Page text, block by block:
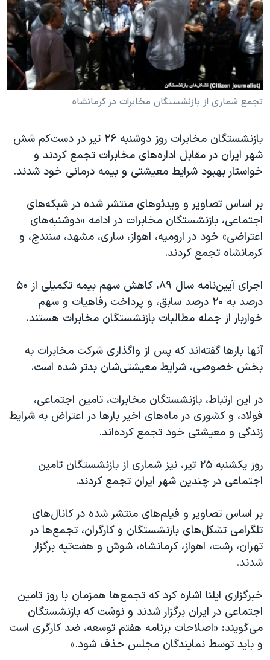
فرهنگ و زندگی
حقوق شهروندی
اقتصادی
علم و فناوری
اسرائیل در جنگ
آرشیو پخش زنده
مستندها
انتخابات ریاست جمهوری آمریکا ۲۰۲۴
حمله جمهوری اسلامی به اسرائیل
رمز مهسا
ورزش زنان در ایران
مجموعه مستندهای دادخواهی
تریبونال مردمی آبان ۹۸
چهل سال گروگان‌گیری
قانون شفافیت دارائی کادر رهبری ایران
اعتراضات مردمی آبان ۹۸
نرگس محمدی برنده جایزه نوبل صلح
همایش محافظه‌کاران آمریکا «سی‌پک»
سفر پرزیدنت ترامپ به چین
دنبال کنید
زبانهای مختلف
تجمع شماری از بازنشستگان مخابرات در کرمانشاه
بازنشستگان مخابرات روز دوشنبه ۲۶ تیر در دست‌کم شش
شهر ایران در مقابل اداره‌های مخابرات تجمع کردند و
خواستار بهبود شرایط معیشتی و بیمه درمانی خود شدند.
بر اساس تصاویر و ویدئوهای منتشر شده در شبکه‌های
اجتماعی، بازنشستگان مخابرات در ادامه «دو‌شنبه‌های
اعتراضی» خود در ارومیه، اهواز، ساری، مشهد، سنندج، و
کرمانشاه تجمع کردند.
اجرای آیین‌نامه سال ۸۹، کاهش سهم بیمه تکمیلی از ۵۰
درصد به ۲۰ درصد سابق، و پرداخت رفاهیات و سهم
خواربار از جمله مطالبات بازنشستگان مخابرات هستند.
آنها بارها گفته‌اند که پس از واگذاری شرکت مخابرات به
بخش خصوصی، شرایط معیشتی‌شان بدتر شده است.
در این ارتباط، بازنشستگان مخابرات، تامین اجتماعی،
فولاد، و کشوری در ماه‌های اخیر بارها در اعتراض به شرایط
زندگی و معیشتی خود تجمع کرده‌اند.
روز یکشنبه ۲۵ تیر، نیز شماری از بازنشستگان تامین
اجتماعی در چندین شهر ایران تجمع‌ کردند.
بر اساس تصاویر و فیلم‌های منتشر شده در کانال‌های
تلگرامی تشکل‌های بازنشستگان و کارگران، تجمع‌ها در
تهران، رشت، اهواز، کرمانشاه، شوش و هفت‌تپه برگزار
شدند.
خبرگزاری ایلنا اشاره کرد که تجمع‌ها همزمان با روز تامین
اجتماعی در ایران برگزار شدند و نوشت که بازنشستگان
می‌گویند: «اصلاحات برنامه هفتم توسعه، ضد کارگری‌ است
و باید توسط نمایندگان مجلس حذف شود.»